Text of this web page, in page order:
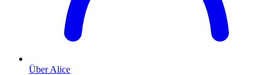
Über Alice